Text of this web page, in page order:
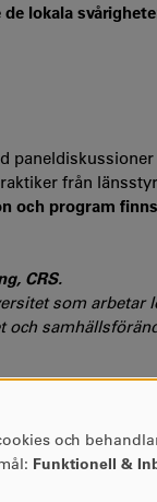
lokala
paneldiskussioner
från
och program
CRS.
som arbetar
och
(CRS)
och
Funktionell &